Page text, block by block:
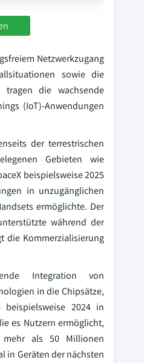
Netzwerkzugang
sowie die
tragen die wachsende
(IoT)-Anwendungen
der terrestrischen
Gebieten wie
beispielsweise 2025
in unzugänglichen
ermöglichte. Der
während der
die Kommerzialisierung
Integration von
in die Chipsätze,
2024 in
es Nutzern ermöglicht,
mehr als 50 Millionen
in Geräten der nächsten